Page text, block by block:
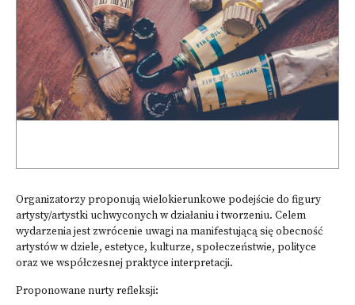
Organizatorzy proponują wielokierunkowe podejście do figury
artysty/artystki uchwyconych w działaniu i tworzeniu. Celem
wydarzenia jest zwrócenie uwagi na manifestującą się obecność
artystów w dziele, estetyce, kulturze, społeczeństwie, polityce
oraz we współczesnej praktyce interpretacji.
Proponowane nurty refleksji: